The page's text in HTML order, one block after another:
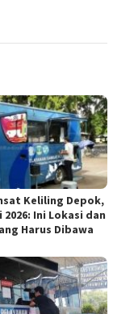
Keliling Depok,
2026: Ini Lokasi dan
Harus Dibawa